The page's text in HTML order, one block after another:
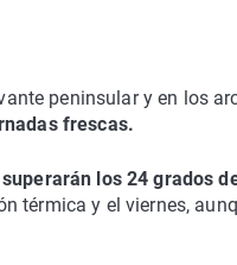
peninsular y en los
frescas.
los 24 grados
térmica y el viernes,